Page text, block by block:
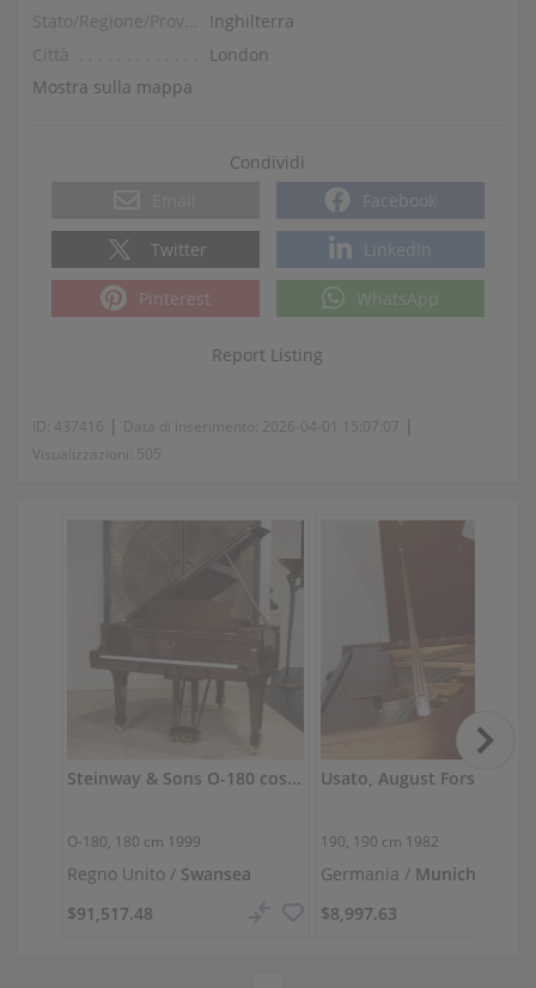
Inghilterra
Città
London
Mostra sulla mappa
Condividi
Facebook
Twitter LinkedIn
Pinterest WhatsApp
Report Listing
ID: 437416 | Data di inserimento: 2026-04-01 15:07:07 |
Visualizzazioni: 505
Steinway & Sons O-180 costruito in Germania in mogano lucido
O-180, 180 cm 1999
Regno Unito / Swansea
$91,517.48
Usato, August Forster, 190
190, 190 cm 1982
Germania / Munich
$8,997.63